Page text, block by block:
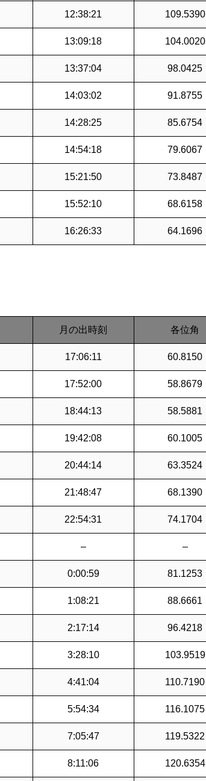
12:38:21 109.5390
13:09:18 104.0020
13:37:04 98.0425
14:03:02 91.8755
14:28:25 85.6754
14:54:18 79.6067
15:21:50 73.8487
15:52:10 68.6158
16:26:33 64.1696
月の出時刻 各位角
17:06:11 60.8150
17:52:00 58.8679
18:44:13 58.5881
19:42:08 60.1005
20:44:14 63.3524
21:48:47 68.1390
22:54:31 74.1704
– –
0:00:59 81.1253
1:08:21 88.6661
2:17:14 96.4218
3:28:10 103.9519
4:41:04 110.7190
5:54:34 116.1075
7:05:47 119.5322
8:11:06 120.6354